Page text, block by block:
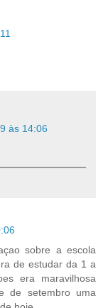
às 14:06
sobre a escola
de estudar da 1 a
era maravilhosa
de setembro uma